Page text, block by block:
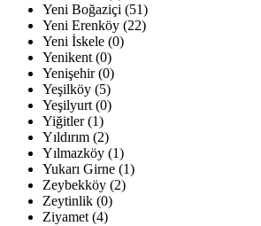
Yeni Boğaziçi (51)
Yeni Erenköy (22)
Yeni İskele (0)
Yenikent (0)
Yenişehir (0)
Yeşilköy (5)
Yeşilyurt (0)
Yiğitler (1)
Yıldırım (2)
Yılmazköy (1)
Yukarı Girne (1)
Zeybekköy (2)
Zeytinlik (0)
Ziyamet (4)